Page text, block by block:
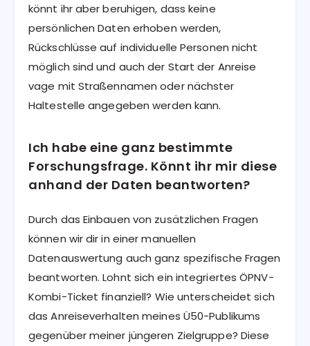
könnt ihr aber beruhigen, dass keine
persönlichen Daten erhoben werden,
Rückschlüsse auf individuelle Personen nicht
möglich sind und auch der Start der Anreise
vage mit Straßennamen oder nächster
Haltestelle angegeben werden kann.
Ich habe eine ganz bestimmte
Forschungsfrage. Könnt ihr mir diese
anhand der Daten beantworten?
Durch das Einbauen von zusätzlichen Fragen
können wir dir in einer manuellen
Datenauswertung auch ganz spezifische Fragen
beantworten. Lohnt sich ein integriertes ÖPNV-
Kombi-Ticket finanziell? Wie unterscheidet sich
das Anreiseverhalten meines Ü50-Publikums
gegenüber meiner jüngeren Zielgruppe? Diese